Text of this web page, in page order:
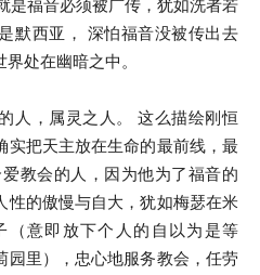
是福音必须被广传，犹如洗者若
默西亚， 深怕福音没被传出去
处在幽暗之中。
人，属灵之人。 这么描绘刚恒
实把天主放在生命的最前线，最
教会的人，因为他为了福音的
性的傲慢与自大，犹如梅瑟在米
（意即放下个人的自以为是等
园里），忠心地服务教会，任劳